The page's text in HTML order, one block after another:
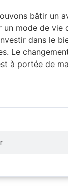
bâtir un
un mode de vie
dans le
Le
à portée de